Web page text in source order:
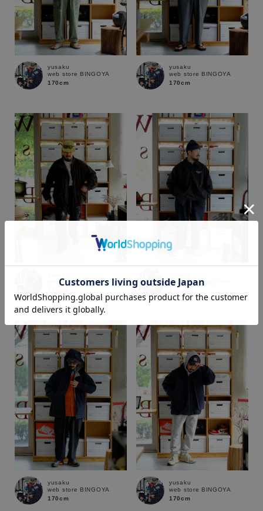
価格
商品タイプ
通常商品 予約商品
セール価格 WEB限定
在庫あり 在庫なし含む
yusaku
web store BINGOYA
170cm
yusaku
web store BINGOYA
170cm
web store BINGOYA
web store BINGOYA
yusaku
web store BINGOYA
170cm
yusaku
web store BINGOYA
170cm